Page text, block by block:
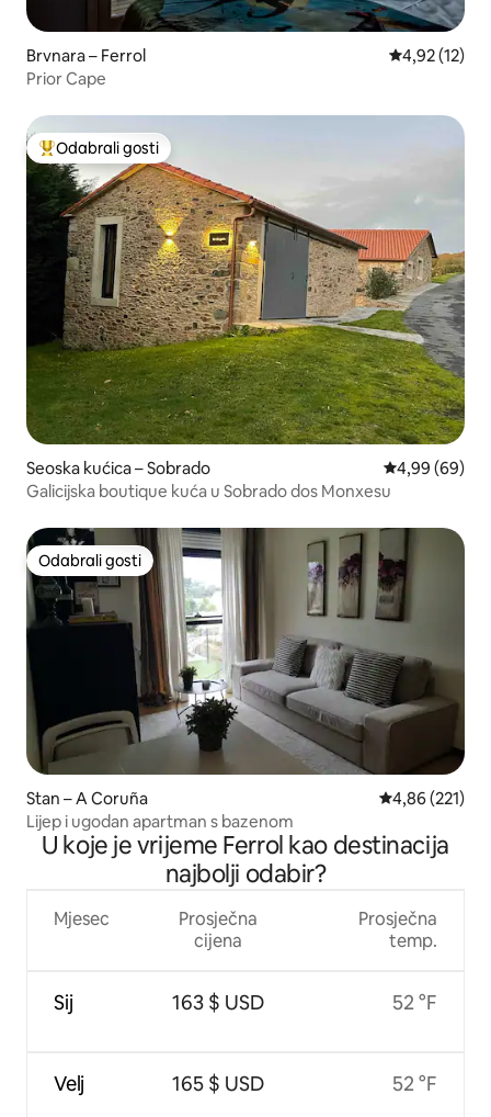
Brvnara – Ferrol Prosječna
4,92 (12)
Prior Cape
Među najviše rangiranima s oznakom „Odabrali gosti”
Odabrali gosti
Seoska kućica – Sobrado Prosječna
4,99 (69)
Galicijska boutique kuća u Sobrado dos Monxesu
Odabrali gosti
Odabrali gosti
Stan – A Coruña Prosječna
4,86 (221)
Lijep i ugodan apartman s bazenom
U koje je vrijeme Ferrol kao destinacija
najbolji odabir?
Mjesec
Sij
Velj
Prosječna
cijena
163 $ USD
165 $ USD
Prosječna
temp.
52 °F
52 °F